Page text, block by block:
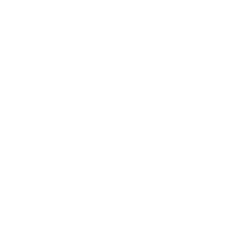
diplomové práce s
instalací na
východních Čechách. V
praktikant a záhy jako
v Náchodě. Na této
na přípravě kulturních
v roce 2018 zde byl